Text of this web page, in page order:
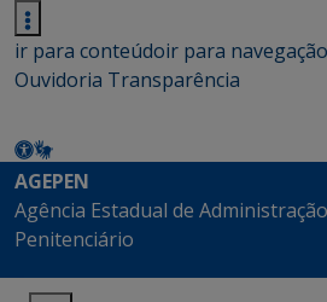
ir para conteúdoir para navegação
Ouvidoria Transparência
AGEPEN
Agência Estadual de
Penitenciário